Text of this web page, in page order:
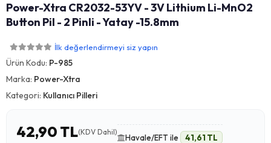
Power-Xtra CR2032-53YV - 3V Lithium Li-MnO2
Button Pil - 2 Pinli - Yatay -15.8mm
İlk değerlendirmeyi siz yapın
Ürün Kodu: P-985
Marka: Power-Xtra
Kategori: Kullanıcı Pilleri
42,90 TL(KDV Dahil)
Havale/EFT ile 41,61 TL